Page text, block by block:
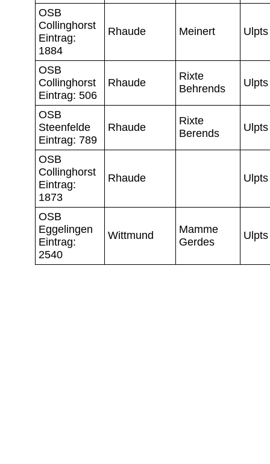
OSB
Collinghorst
Eintrag:
1884
Rhaude Meinert Ulpts
OSB
Collinghorst
Eintrag: 506
Rhaude
Rixte
Behrends
Ulpts
OSB
Steenfelde
Eintrag: 789
Rhaude
Rixte
Berends
Ulpts
OSB
Collinghorst
Eintrag:
1873
Rhaude Ulpts
OSB
Eggelingen
Eintrag:
2540
Wittmund
Mamme
Gerdes
Ulpts